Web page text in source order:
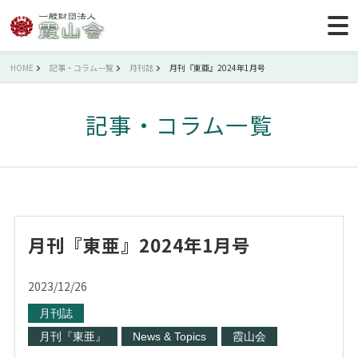
HOME 記事・コラム一覧 月刊誌 月刊『東亜』2024年1月号
記事・コラム一覧
月刊『東亜』2024年1月号
2023/12/26
月刊誌
月刊『東亜』
News & Topics 霞山会